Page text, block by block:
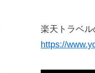
楽天トラベル
https://